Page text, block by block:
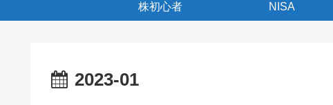
株初心者 NISA
2023-01